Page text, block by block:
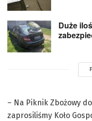
Duże
– Na Piknik Zbożowy
zaprosiliśmy Koło